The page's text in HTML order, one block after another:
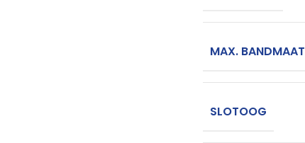
MAX. BANDMAAT
SLOTOOG